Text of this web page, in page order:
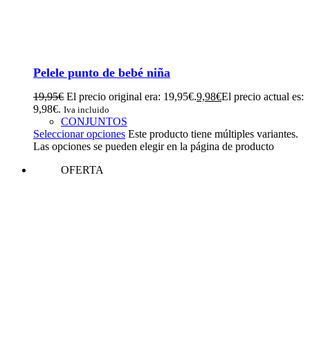
Pelele punto de bebé niña
19,95€ El precio original era: 19,95€.9,98€El precio actual es:
9,98€. Iva incluido
CONJUNTOS
Seleccionar opciones Este producto tiene múltiples variantes.
Las opciones se pueden elegir en la página de producto
OFERTA